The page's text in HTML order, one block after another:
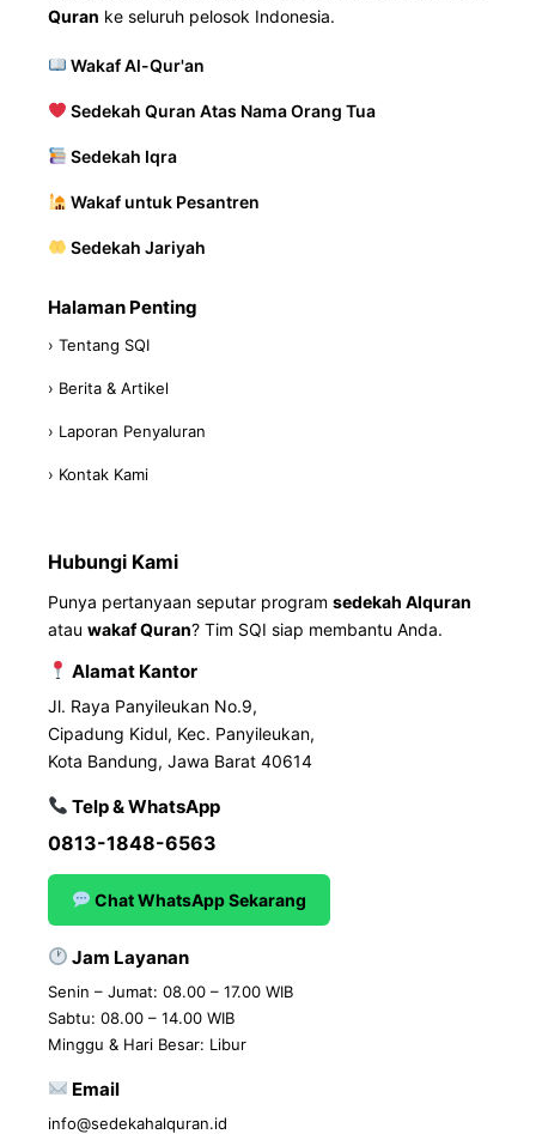
Quran ke seluruh pelosok Indonesia.
Wakaf Al-Qur'an
Sedekah Quran Atas Nama Orang Tua
Sedekah Iqra
Wakaf untuk Pesantren
Sedekah Jariyah
Halaman Penting
› Tentang SQI
› Berita & Artikel
› Laporan Penyaluran
› Kontak Kami
Hubungi Kami
Punya pertanyaan seputar program sedekah Alquran
atau wakaf Quran? Tim SQI siap membantu Anda.
Alamat Kantor
Jl. Raya Panyileukan No.9,
Cipadung Kidul, Kec. Panyileukan,
Kota Bandung, Jawa Barat 40614
Telp & WhatsApp
0813-1848-6563
Chat WhatsApp Sekarang
Jam Layanan
Senin – Jumat: 08.00 – 17.00 WIB
Sabtu: 08.00 – 14.00 WIB
Minggu & Hari Besar: Libur
Email
info@sedekahalquran.id